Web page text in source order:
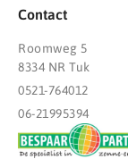
Contact
Roomweg 5
8334 NR Tuk
0521-764012
06-21995394